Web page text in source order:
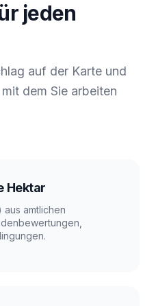
jeden
auf der Karte und
dem Sie arbeiten
Hektar
amtlichen